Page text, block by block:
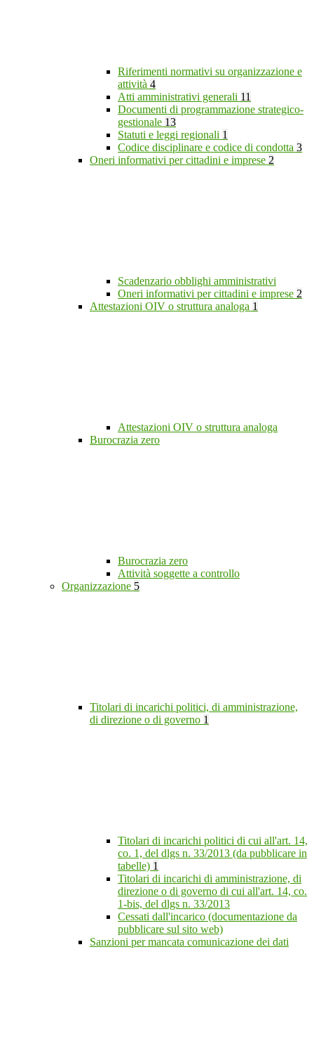
Riferimenti normativi su organizzazione e
attività 4
Atti amministrativi generali 11
Documenti di programmazione strategico-
gestionale 13
Statuti e leggi regionali 1
Codice disciplinare e codice di condotta 3
Oneri informativi per cittadini e imprese 2
Scadenzario obblighi amministrativi
Oneri informativi per cittadini e imprese 2
Attestazioni OIV o struttura analoga 1
Attestazioni OIV o struttura analoga
Burocrazia zero
Burocrazia zero
Attività soggette a controllo
Organizzazione 5
Titolari di incarichi politici, di amministrazione,
di direzione o di governo 1
Titolari di incarichi politici di cui all'art. 14,
co. 1, del dlgs n. 33/2013 (da pubblicare in
tabelle) 1
Titolari di incarichi di amministrazione, di
direzione o di governo di cui all'art. 14, co.
1-bis, del dlgs n. 33/2013
Cessati dall'incarico (documentazione da
pubblicare sul sito web)
Sanzioni per mancata comunicazione dei dati